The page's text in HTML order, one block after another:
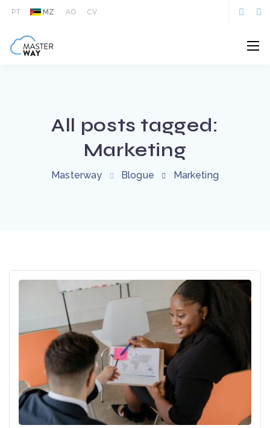
PT MZ AO CV
All posts tagged:
Marketing
Masterway Blogue Marketing